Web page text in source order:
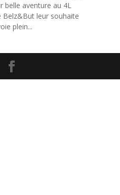
belle aventure au 4L
Belz&But leur souhaite
plein...